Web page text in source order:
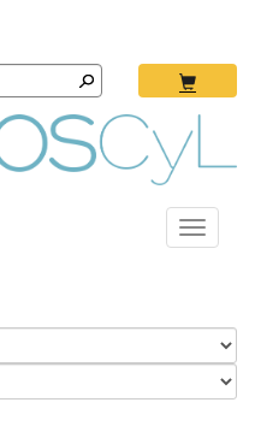
Toggle